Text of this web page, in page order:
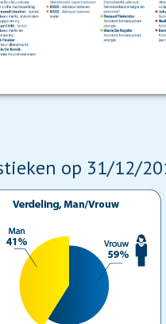
op 31/12/